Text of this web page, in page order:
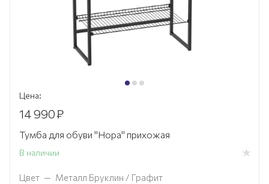
Цена:
14 990₽
Тумба для обуви "Нора" прихожая
В наличии
Цвет — Металл Бруклин / Графит